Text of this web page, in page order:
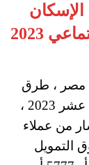
الاجتماعي صندوق الإسكان الاجتماعي 2023
مصر ، طرق
الاستعلام عن نتيجة شقق الاعلان الحادي عشر 2023 ،
من عملاء
التمويل